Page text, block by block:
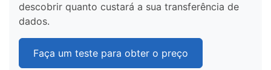
descobrir quanto custará a sua transferência de
dados.
Faça um teste para obter o preço